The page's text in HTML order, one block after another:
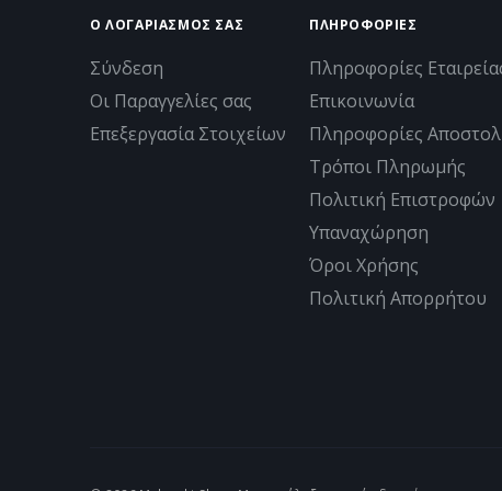
Ο ΛΟΓΑΡΙΑΣΜΟΣ ΣΑΣ
Σύνδεση
Οι Παραγγελίες σας
Επεξεργασία Στοιχείων
ΠΛΗΡΟΦΟΡΊΕΣ
Πληροφορίες
Επικοινωνία
Πληροφορίες
Τρόποι Πληρωμής
Πολιτική Επιστροφών
Υπαναχώρηση
Όροι Χρήσης
Πολιτική Απορρήτου